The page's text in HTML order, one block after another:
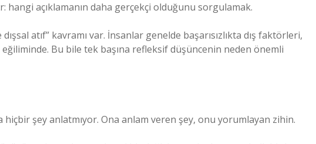
açıklamanın daha gerçekçi olduğunu sorgulamak.
atıf” kavramı var. İnsanlar genelde başarısızlıkta dış faktörleri,
Bu bile tek başına refleksif düşüncenin neden önemli
şey anlatmıyor. Ona anlam veren şey, onu yorumlayan zihin.